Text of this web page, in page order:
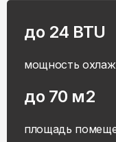
до 24 BTU
мощность
до 70 м2
площадь